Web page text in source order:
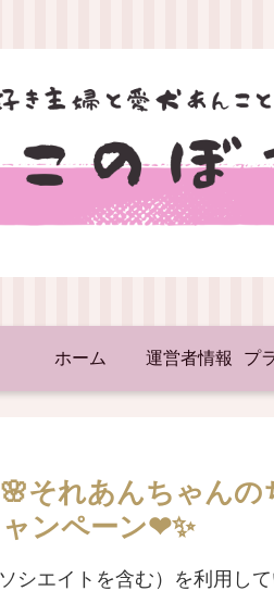
ホーム 運営者情報
それあんちゃんの
ンペーン❤✨
エイトを含む）を利用して